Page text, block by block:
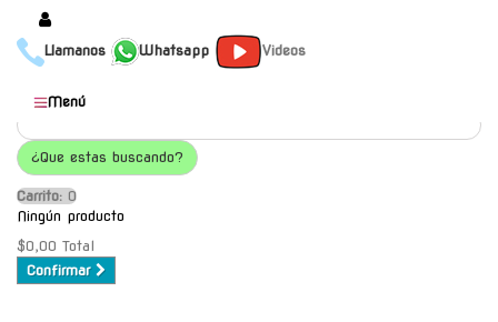
Llamanos Whatsapp Videos
Productos
Populares
Categorías
Marcas
Mayoristas
Contacto
Menú
¿Que estas buscando?
Carrito: O
Ningún producto
$0,00 Total
Confirmar